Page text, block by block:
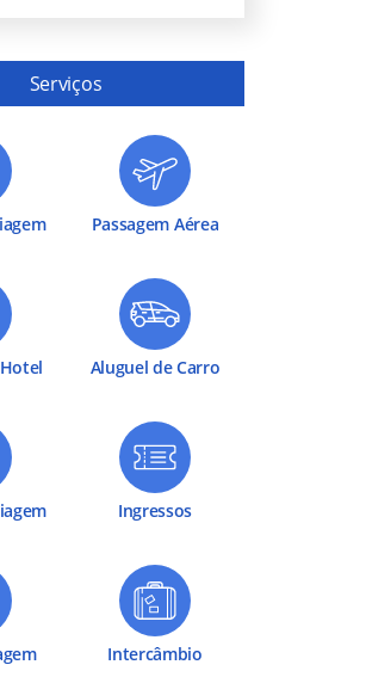
Serviços
Passagem Aérea
Aluguel de Carro
Ingressos
Intercâmbio